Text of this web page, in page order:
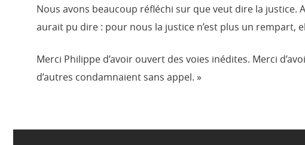
Nous avons beaucoup réfléchi sur que veut dire la justice.
aurait pu dire : pour nous la justice n’est plus un rempart,
Merci Philippe d’avoir ouvert des voies inédites. Merci
d’autres condamnaient sans appel. »